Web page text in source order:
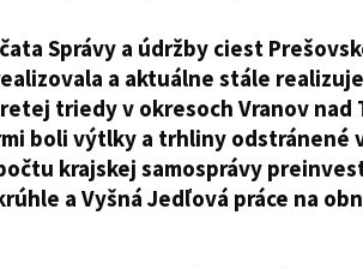
Správy a údržby ciest
a aktuálne stále
triedy v okresoch Vranov nad
boli výtlky a trhliny odstránené
krajskej samosprávy
a Vyšná Jedľová práce na